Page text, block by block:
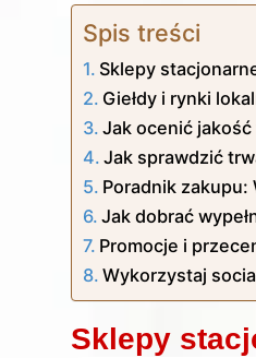
Spis treści
Sklepy
Giełdy i rynki
Jak ocenić
Jak sprawdzić
Poradnik zakupu:
Jak dobrać
Promocje i
Wykorzystaj
Sklepy